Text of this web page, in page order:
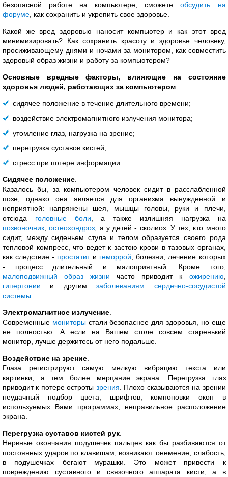
безопасной работе на компьютере, сможетеобсудить на
форуме , как сохранить и укрепить свое здоровье.
Какой же вред здоровью наносит компьютер и как этот вред
минимизировать? Как сохранить красоту и здоровье человеку,
просиживающему днями и ночами за монитором, как совместить
здоровый образ жизни и работу за компьютером?
Основные вредные факторы, влияющие на состояние
здоровья людей, работающих за компьютером:
сидячее положение в течение длительного времени;
воздействие электромагнитного излучения монитора;
утомление глаз, нагрузка на зрение;
перегрузка суставов кистей;
стресс при потере информации.
Сидячее положение
Казалось бы, за компьютером человек сидит в расслабленной
позе, однако она является для организма вынужденной и
неприятной: напряжены шея, мышцы головы, руки и плечи,
отсюда головные боли , а также излишняя нагрузка на
позвоночник ,остеохондроз , а у детей - сколиоз. У тех, кто много
сидит, между сиденьем стула и телом образуется своего рода
тепловой компресс, что ведет к застою крови в тазовых органах,
как следствие - простатити геморрой , болезни, лечение которых
- процесс длительный и малоприятный. Кроме того,
малоподвижный образ жизни часто приводит к ожирению
гипертонии и другимзаболеваниям сердечно-сосудистой
системы
Электромагнитное излучение
Современные мониторыстали безопаснее для здоровья, но еще
не полностью. А если на Вашем столе совсем старенький
монитор, лучше держитесь от него подальше.
Воздействие на зрение
Глаза регистрируют самую мелкую вибрацию текста или
картинки, а тем более мерцание экрана. Перегрузка глаз
приводит к потере остроты зрения . Плохо сказываются на зрении
неудачный подбор цвета, шрифтов, компоновки окон в
используемых Вами программах, неправильное расположение
экрана.
Перегрузка суставов кистей рук
Нервные окончания подушечек пальцев как бы разбиваются от
постоянных ударов по клавишам, возникают онемение, слабость,
в подушечках бегают мурашки. Это может привести к
повреждению суставного и связочного аппарата кисти, а в